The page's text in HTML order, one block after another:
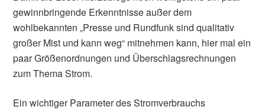
gewinnbringende Erkenntnisse außer dem
wohlbekannten „Presse und Rundfunk sind qualitativ
großer Mist und kann weg“ mitnehmen kann, hier mal ein
paar Größenordnungen und Überschlagsrechnungen
zum Thema Strom.
Ein wichtiger Parameter des Stromverbrauchs